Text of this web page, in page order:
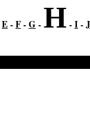
E-F-G-H -I-J